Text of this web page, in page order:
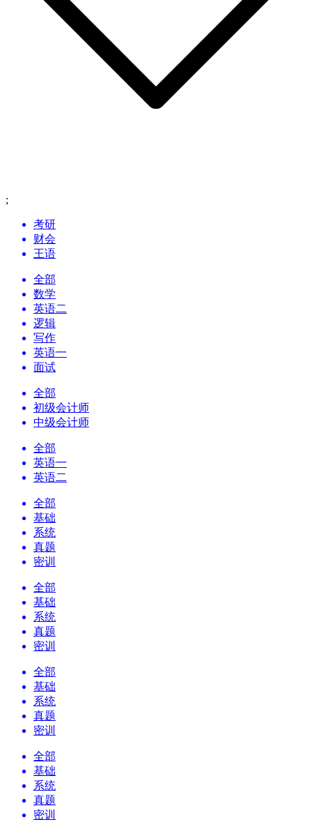
;
考研
财会
王语
全部
数学
英语二
逻辑
写作
英语一
面试
全部
初级会计师
中级会计师
全部
英语一
英语二
全部
基础
系统
真题
密训
全部
基础
系统
真题
密训
全部
基础
系统
真题
密训
全部
基础
系统
真题
密训